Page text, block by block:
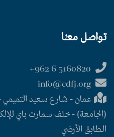
تواصل معنا
عمان - شارع سعيد التميمي
الطابق الأرضي